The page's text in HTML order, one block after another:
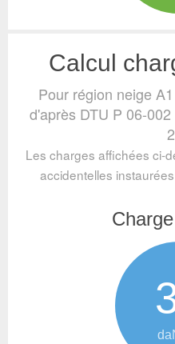
Calcul
Pour région neige
d'après DTU P 06-
Les charges affichées ci-
accidentelles